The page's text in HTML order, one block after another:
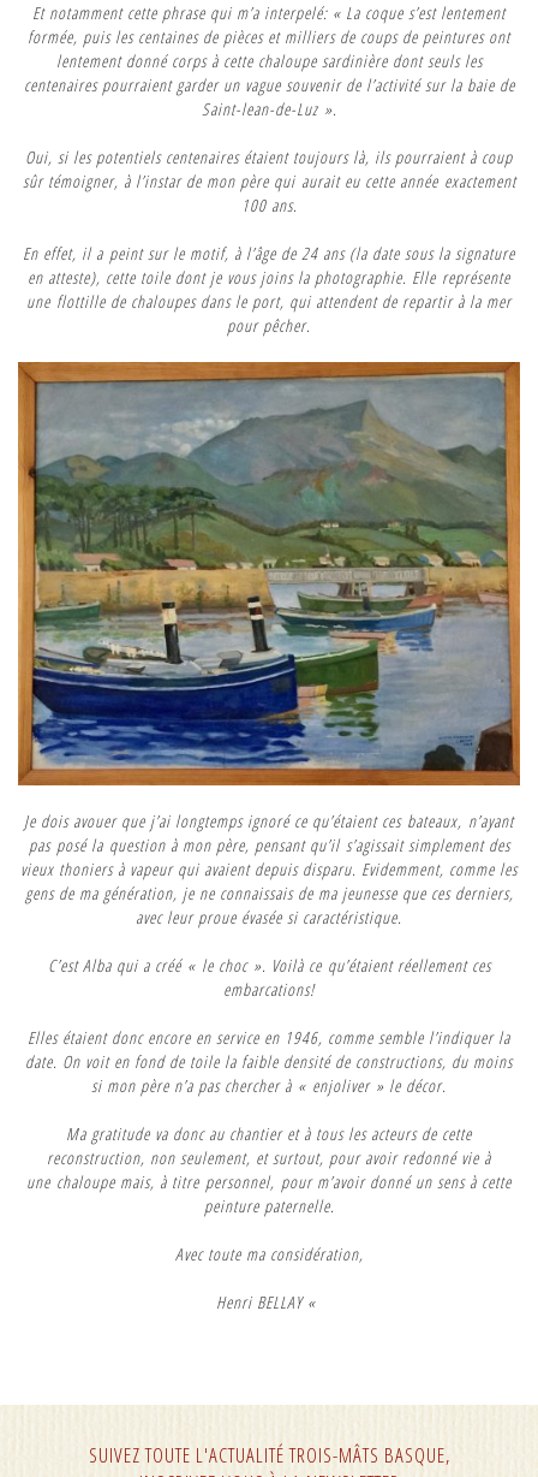
Et notamment cette phrase qui m’a interpelé: « La coque s’est lentement
formée, puis les centaines de pièces et milliers de coups de peintures ont
lentement donné corps à cette chaloupe sardinière dont seuls les
centenaires pourraient garder un vague souvenir de l’activité sur la baie de
Saint-lean-de-Luz ».
Oui, si les potentiels centenaires étaient toujours là, ils pourraient à coup
sûr témoigner, à l’instar de mon père qui aurait eu cette année exactement
100 ans.
En effet, il a peint sur le motif, à l’âge de 24 ans (la date sous la signature
en atteste), cette toile dont je vous joins la photographie. Elle représente
une flottille de chaloupes dans le port, qui attendent de repartir à la mer
pour pêcher.
Je dois avouer que j’ai longtemps ignoré ce qu’étaient ces bateaux, n’ayant
pas posé la question à mon père, pensant qu’il s’agissait simplement des
vieux thoniers à vapeur qui avaient depuis disparu. Evidemment, comme les
gens de ma génération, je ne connaissais de ma jeunesse que ces derniers,
avec leur proue évasée si caractéristique.
C’est Alba qui a créé « le choc ». Voilà ce qu’étaient réellement ces
embarcations!
Elles étaient donc encore en service en 1946, comme semble l’indiquer la
date. On voit en fond de toile la faible densité de constructions, du moins
si mon père n’a pas chercher à « enjoliver » le décor.
Ma gratitude va donc au chantier et à tous les acteurs de cette
reconstruction, non seulement, et surtout, pour avoir redonné vie à
une chaloupe mais, à titre personnel, pour m’avoir donné un sens à cette
peinture paternelle.
Avec toute ma considération,
Henri BELLAY «
SUIVEZ TOUTE L'ACTUALITÉ TROIS-MÂTS BASQUE,